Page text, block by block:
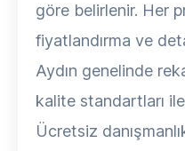
göre belirlenir. Her
fiyatlandırma ve
Aydın genelinde
kalite standartları
Ücretsiz